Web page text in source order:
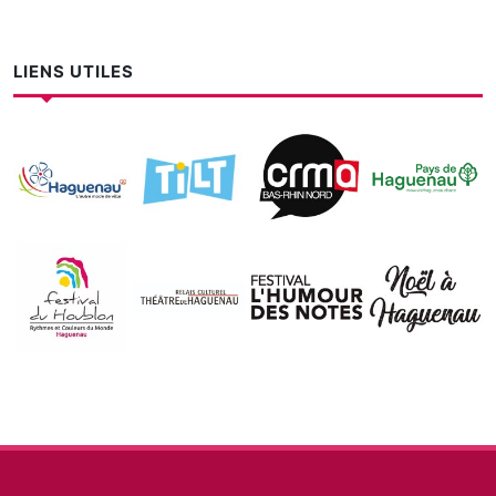
LIENS UTILES